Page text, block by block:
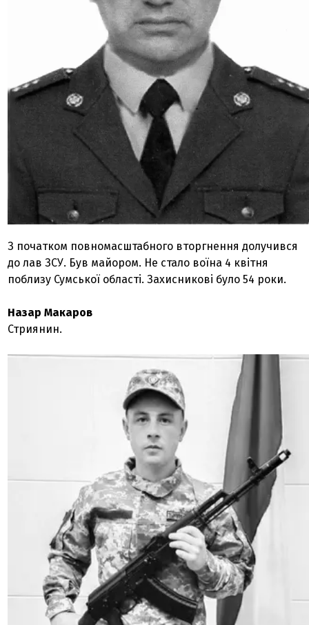
З початком повномасштабного вторгнення долучився
до лав ЗСУ. Був майором. Не стало воїна 4 квітня
поблизу Сумської області. Захисникові було 54 роки.
Назар Макаров
Стриянин.